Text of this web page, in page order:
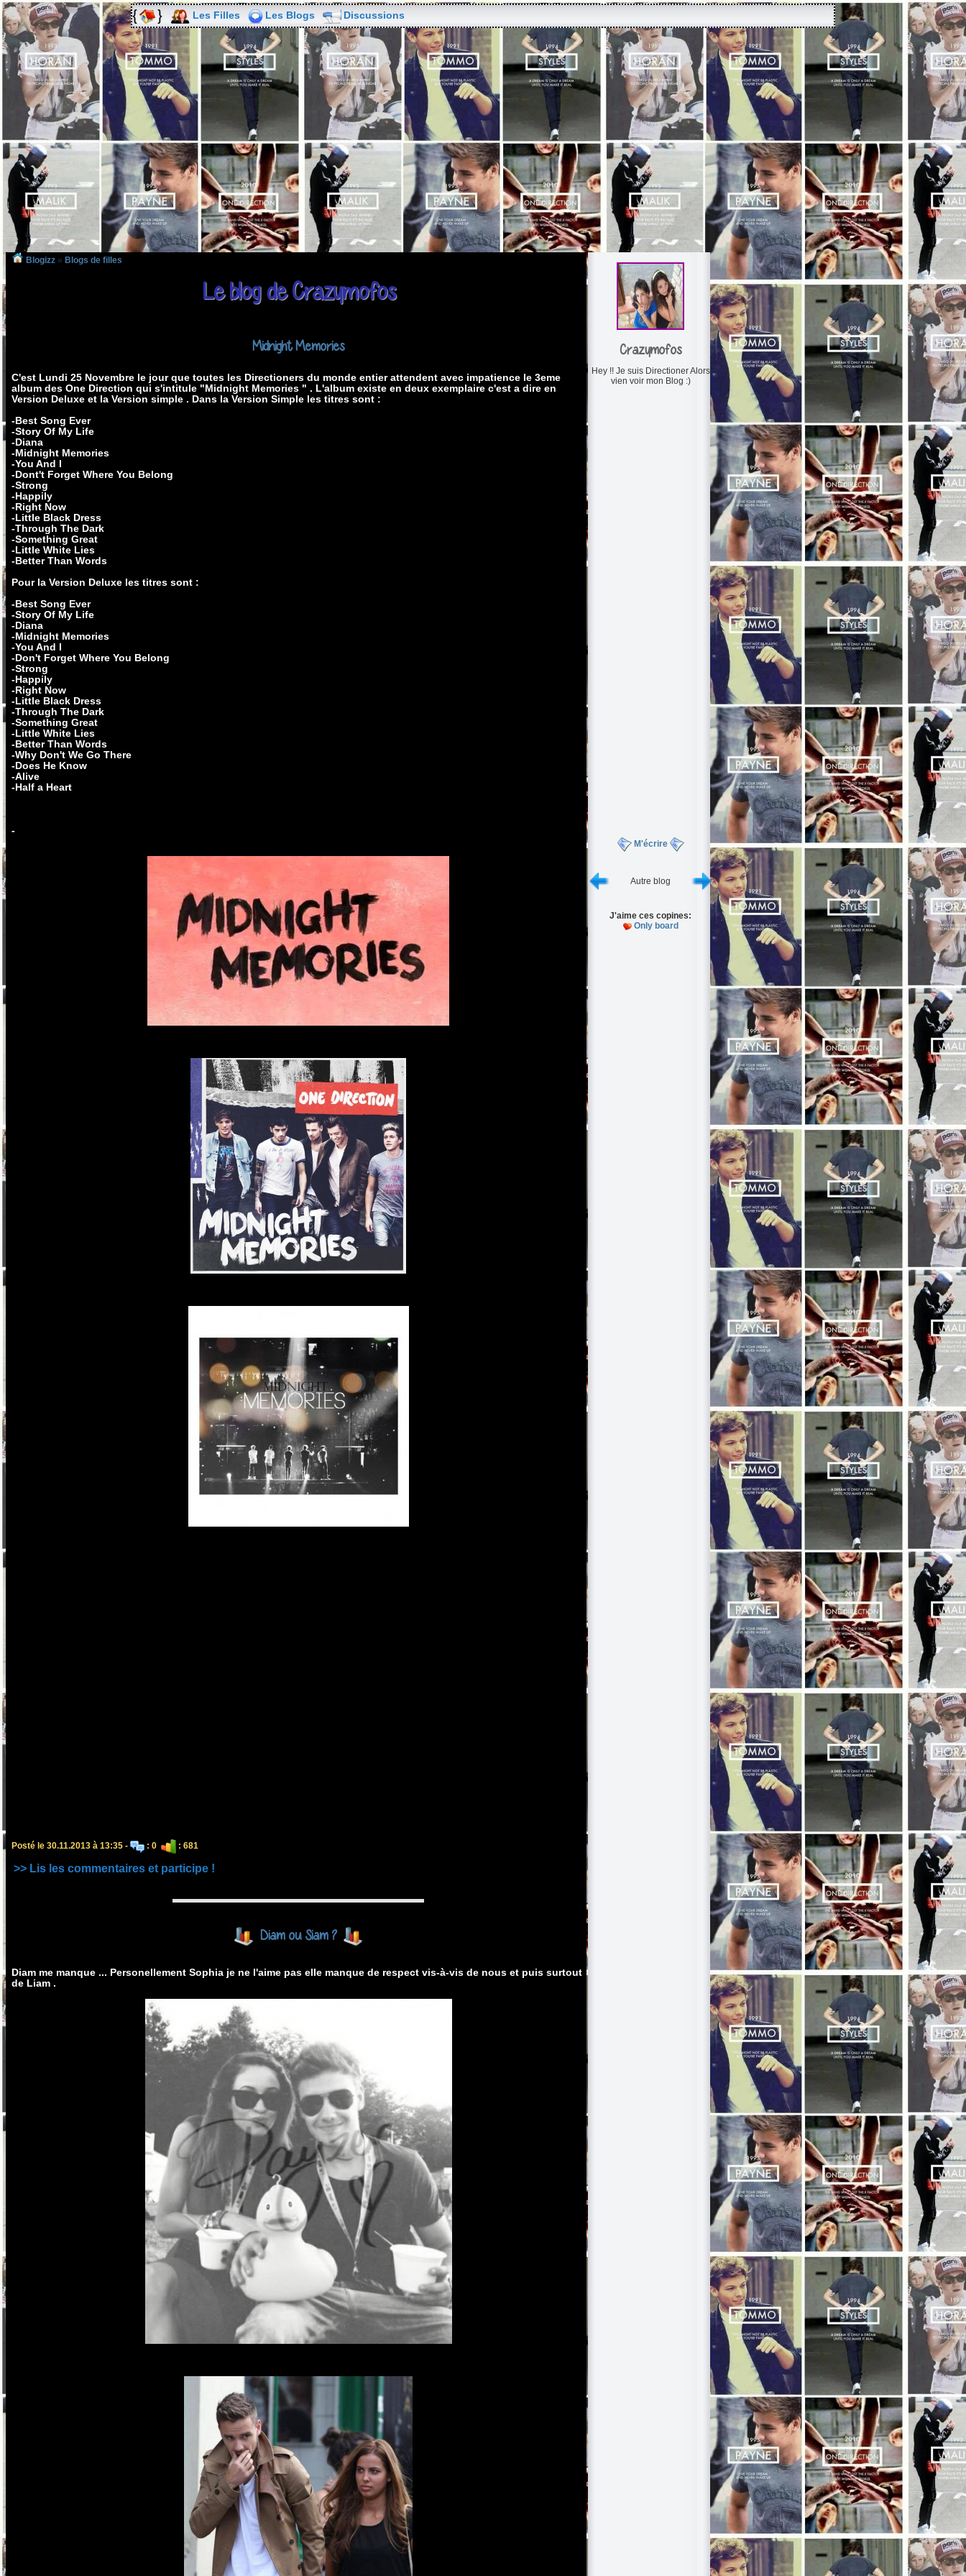
Les Filles Les Blogs Discussions
Blogizz » Blogs de filles
Le blog de Crazymofos
Midnight Memories
C'est Lundi 25 Novembre le jour que toutes les Directioners du monde entier attendent avec impatience le 3eme
album des One Direction qui s'intitule "Midnight Memories " . L'album existe en deux exemplaire c'est a dire en
Version Deluxe et la Version simple . Dans la Version Simple les titres sont :
-Best Song Ever
-Story Of My Life
-Diana
-Midnight Memories
-You And I
-Dont't Forget Where You Belong
-Strong
-Happily
-Right Now
-Little Black Dress
-Through The Dark
-Something Great
-Little White Lies
-Better Than Words
Pour la Version Deluxe les titres sont :
-Best Song Ever
-Story Of My Life
-Diana
-Midnight Memories
-You And I
-Don't Forget Where You Belong
-Strong
-Happily
-Right Now
-Little Black Dress
-Through The Dark
-Something Great
-Little White Lies
-Better Than Words
-Why Don't We Go There
-Does He Know
-Alive
-Half a Heart
-
Posté le 30.11.2013 à 13:35 - : 0 : 681
>> Lis les commentaires et participe !
Diam ou Siam ?
Diam me manque ... Personellement Sophia je ne l'aime pas elle manque de respect vis-à-vis de nous et puis surtout
de Liam .
Crazymofos
Hey !! Je suis Directioner Alors
vien voir mon Blog :)
M'écrire
Autre blog
J'aime ces copines:
Only board